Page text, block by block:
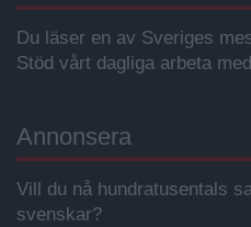
Du läser en av Sveriges
Stöd vårt dagliga arbeta
Annonsera
Vill du nå hundratusentals
svenskar?